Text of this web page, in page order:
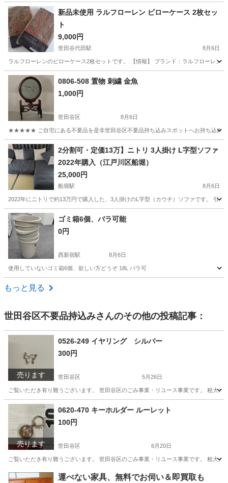
新品未使用 ラルフローレン ピローケース 2枚セッ
ト
9,000円
世田谷代田駅 8月6日
ラルフローレンのピローケース2枚セットです。 【情報】 ブランド：ラルフローレ
東京 世田谷区 世田谷代田駅 寝具
0806-508 置物 刺繍 金魚
1,000円
世田谷区 8月6日
★★★★★ ご自宅にある不要品を是非世田谷区不要品持ち込みスポットへお持ち込みし
東京 世田谷区 インテリア雑貨/小物 金魚
2分割可・定価13万】ニトリ 3人掛け L字型ソファ
2022年購入（江戸川区船堀）
25,000円
船堀駅 8月6日
2022年にニトリで約13万円で購入した、3人掛けのL字型（カウチ）ソファです。 引
東京 江戸川区 船堀駅 家具 ニトリ
ゴミ箱6個、バラ可能
0円
西新宿駅 8月6日
使用していないゴミ箱6個、欲しい方どうぞ 18L バラ可
東京 新宿区
もっと見る
世田谷区不要品持込みさんのその他の投稿記事：
売ります
0526-249 イヤリング シルバー
300円
世田谷区 5月26日
ご覧いただき有り難うございます。 世⽥⾕区のごみ事業・リユース事業です。 粗
東京 世田谷区 アクセサリー リユース
売ります
0620-470 キーホルダー ルーレット
100円
世田谷区 6月20日
ご覧いただき有り難うございます。 世⽥⾕区のごみ事業・リユース事業です。 粗
東京 世田谷区 インテリア雑貨/小物 リユース
運べない家具、無料でお伺い＆即買取も